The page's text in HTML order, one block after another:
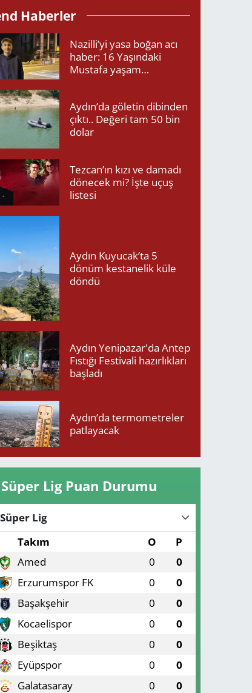
Haberler
Nazilli’yi yasa boğan acı
haber: 16 Yaşındaki
Mustafa yaşam
Aydın’da göletin dibinden
çıktı.. Değeri tam 50 bin
dolar
Tezcan’ın kızı ve damadı
dönecek mi? İşte uçuş
listesi
Aydın Kuyucak’ta 5
dönüm kestanelik küle
döndü
Aydın Yenipazar'da Antep
Fıstığı Festivali hazırlıkları
başladı
Aydın’da termometreler
patlayacak
Süper Lig Puan Durumu
Süper Lig
Takım O P
Amed 0 0
Erzurumspor FK 0 0
Başakşehir 0 0
Kocaelispor 0 0
Beşiktaş 0 0
Eyüpspor 0 0
Galatasaray 0 0